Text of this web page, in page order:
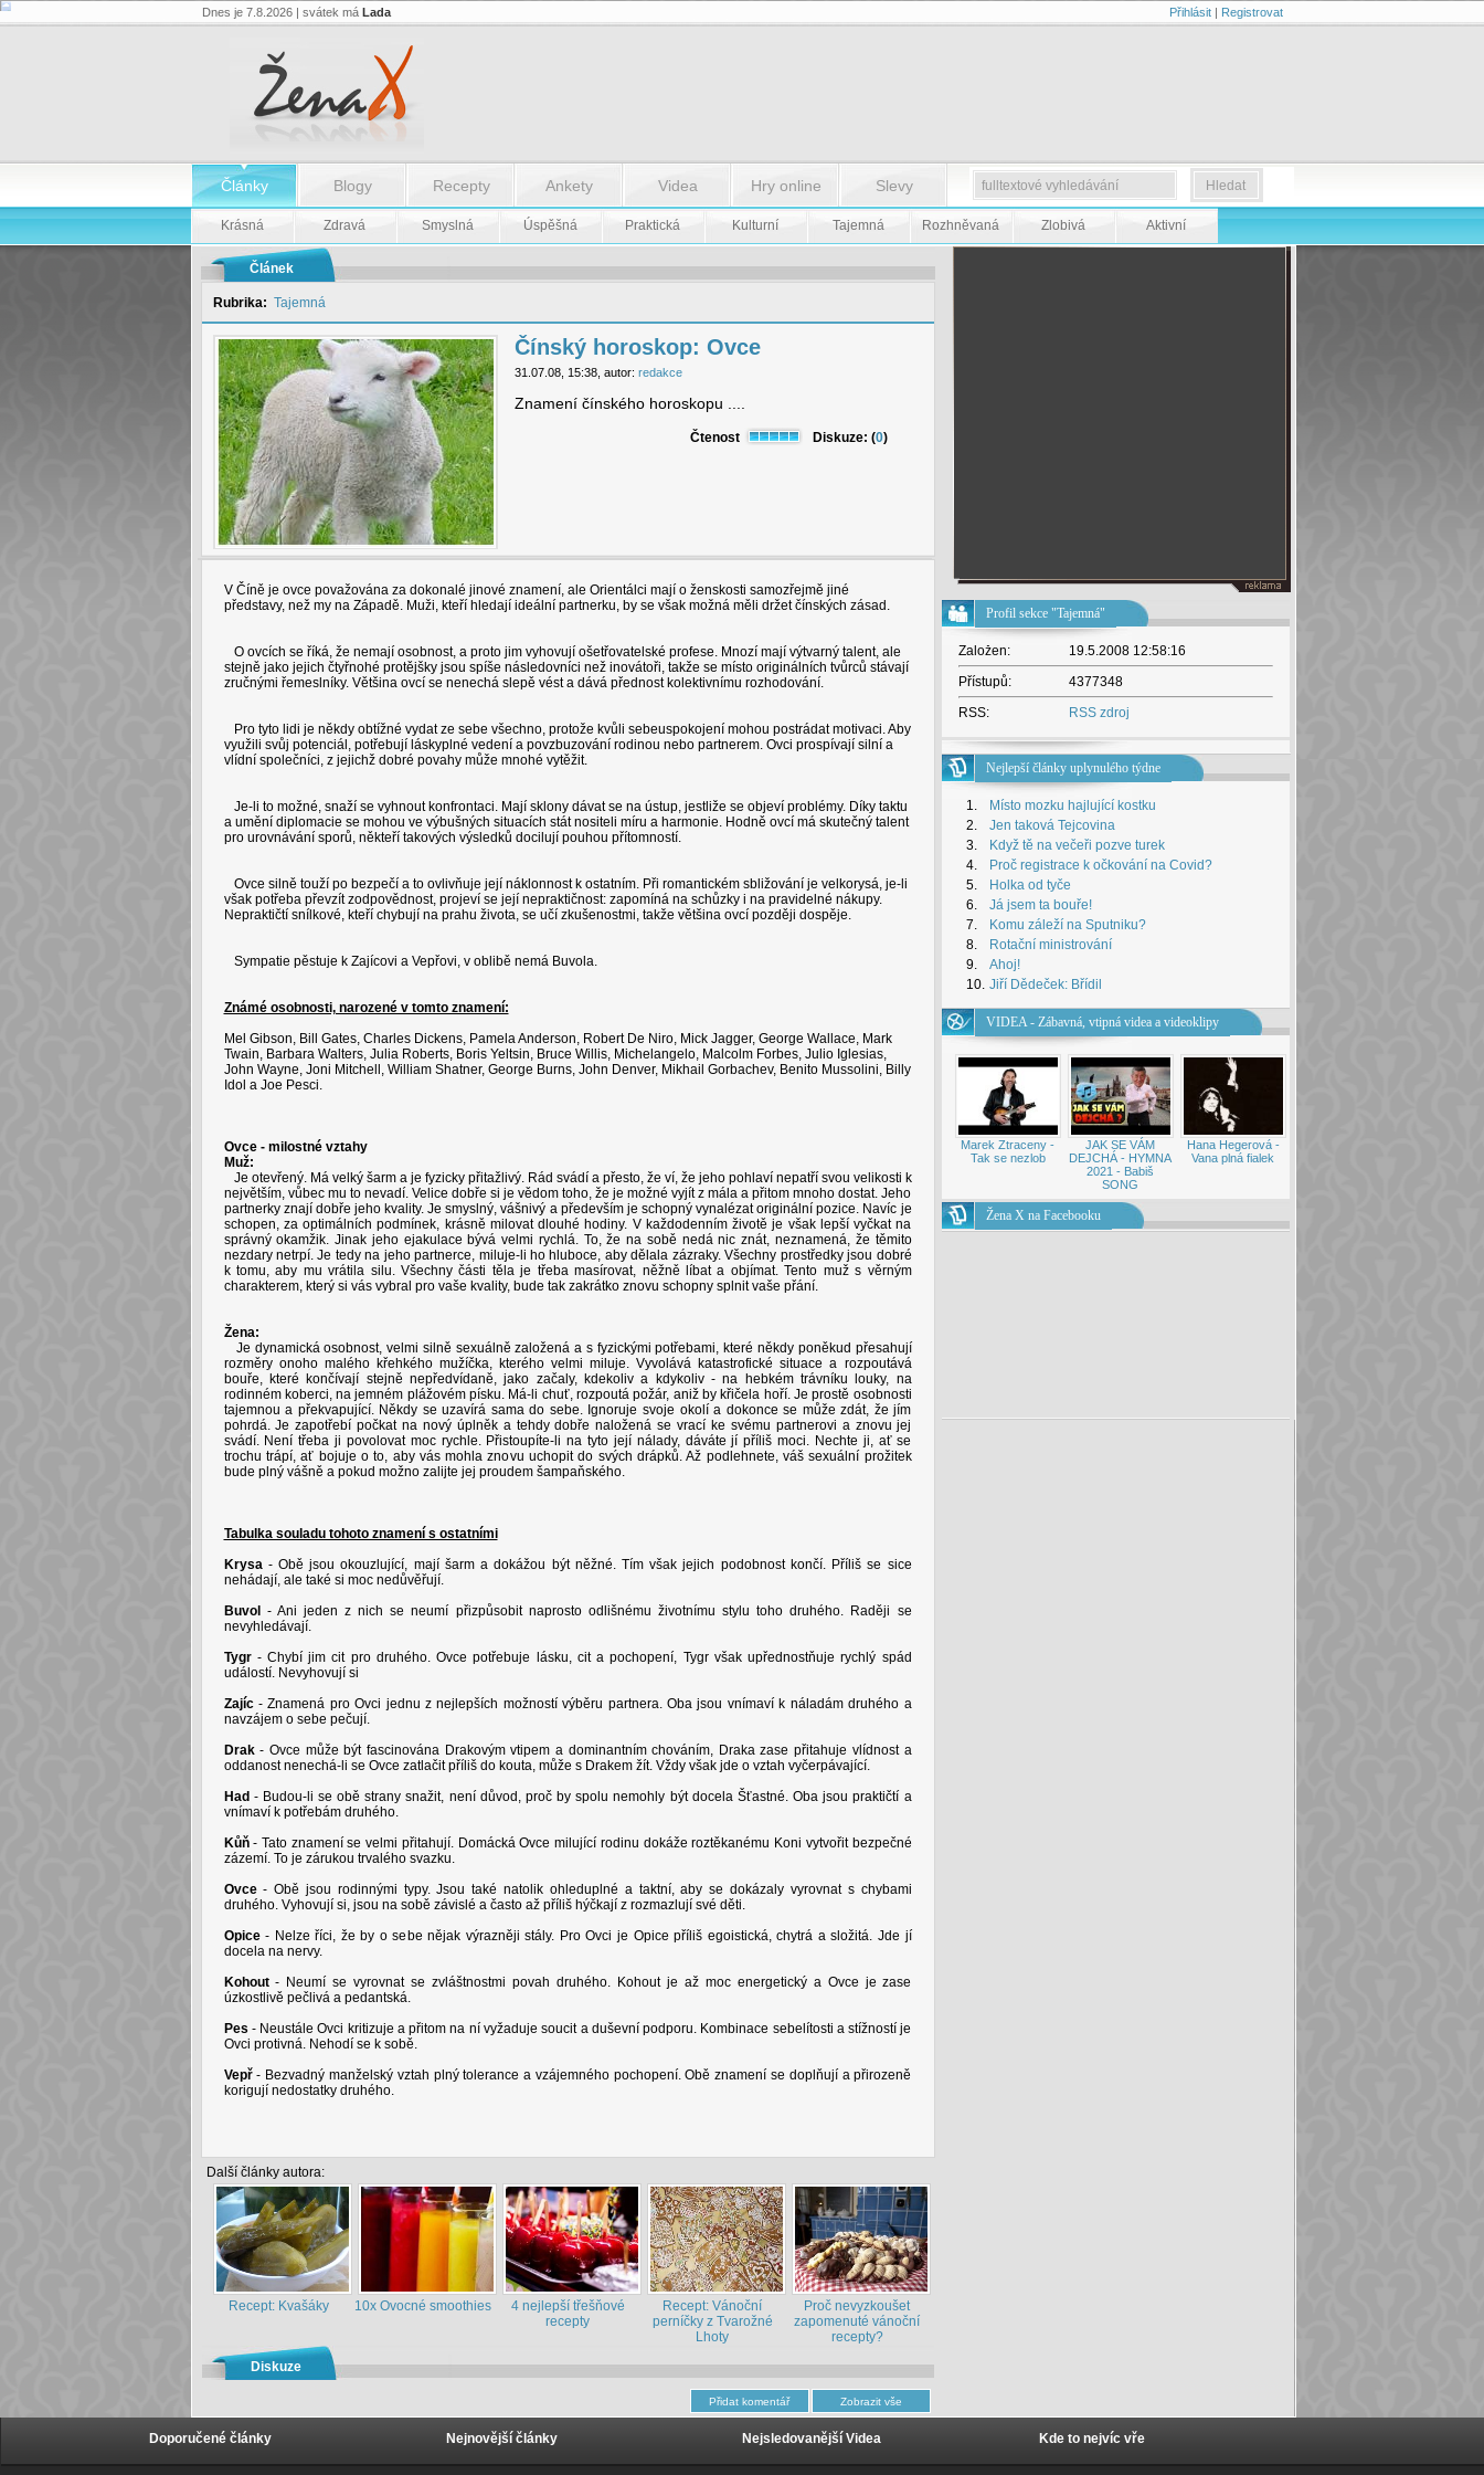
Čínský
Dnes je 7.8.2026 | svátek má Lada Přihlásit| Registrovat
Články Blogy Recepty Ankety Videa Hry online Slevy
Krásná Zdravá Smyslná Úspěšná Praktická Kulturní Tajemná Rozhněvaná Zlobivá Aktivní
Článek
Rubrika: Tajemná
Čínský horoskop: Ovce
31.07.08, 15:38, autor: redakce
Znamení čínského horoskopu ....
Čtenost Diskuze: (0)
V Číně je ovce považována za dokonalé jinové znamení, ale Orientálci mají o ženskosti samozřejmě jiné
představy, než my na Západě. Muži, kteří hledají ideální partnerku, by se však možná měli držet čínských zásad.
O ovcích se říká, že nemají osobnost, a proto jim vyhovují ošetřovatelské profese. Mnozí mají výtvarný talent, ale
stejně jako jejich čtyřnohé protějšky jsou spíše následovníci než inovátoři, takže se místo originálních tvůrců stávají
zručnými řemeslníky. Většina ovcí se nenechá slepě vést a dává přednost kolektivnímu rozhodování.
Pro tyto lidi je někdy obtížné vydat ze sebe všechno, protože kvůli sebeuspokojení mohou postrádat motivaci. Aby
využili svůj potenciál, potřebují láskyplné vedení a povzbuzování rodinou nebo partnerem. Ovci prospívají silní a
vlídní společníci, z jejichž dobré povahy může mnohé vytěžit.
Je-li to možné, snaží se vyhnout konfrontaci. Mají sklony dávat se na ústup, jestliže se objeví problémy. Díky taktu
a umění diplomacie se mohou ve výbušných situacích stát nositeli míru a harmonie. Hodně ovcí má skutečný talent
pro urovnávání sporů, někteří takových výsledků docilují pouhou přítomností.
Ovce silně touží po bezpečí a to ovlivňuje její náklonnost k ostatním. Při romantickém sbližování je velkorysá, je-li
však potřeba převzít zodpovědnost, projeví se její nepraktičnost: zapomíná na schůzky i na pravidelné nákupy.
Nepraktičtí snílkové, kteří chybují na prahu života, se učí zkušenostmi, takže většina ovcí později dospěje.
Sympatie pěstuje k Zajícovi a Vepřovi, v oblibě nemá Buvola.
Známé osobnosti, narozené v tomto znamení:
Mel Gibson, Bill Gates, Charles Dickens, Pamela Anderson, Robert De Niro, Mick Jagger, George Wallace, Mark
Twain, Barbara Walters, Julia Roberts, Boris Yeltsin, Bruce Willis, Michelangelo, Malcolm Forbes, Julio Iglesias,
John Wayne, Joni Mitchell, William Shatner, George Burns, John Denver, Mikhail Gorbachev, Benito Mussolini, Billy
Idol a Joe Pesci.
Ovce - milostné vztahy
Muž:
Je otevřený. Má velký šarm a je fyzicky přitažlivý. Rád svádí a přesto, že ví, že jeho pohlaví nepatří svou velikosti k
největším, vůbec mu to nevadí. Velice dobře si je vědom toho, že je možné vyjít z mála a přitom mnoho dostat. Jeho
partnerky znají dobře jeho kvality. Je smyslný, vášnivý a především je schopný vynalézat originální pozice. Navíc je
schopen, za optimálních podmínek, krásně milovat dlouhé hodiny. V každodenním životě je však lepší vyčkat na
správný okamžik. Jinak jeho ejakulace bývá velmi rychlá. To, že na sobě nedá nic znát, neznamená, že těmito
nezdary netrpí. Je tedy na jeho partnerce, miluje-li ho hluboce, aby dělala zázraky. Všechny prostředky jsou dobré
k tomu, aby mu vrátila silu. Všechny části těla je třeba masírovat, něžně líbat a objímat. Tento muž s věrným
charakterem, který si vás vybral pro vaše kvality, bude tak zakrátko znovu schopny splnit vaše přání.
Žena:
Je dynamická osobnost, velmi silně sexuálně založená a s fyzickými potřebami, které někdy poněkud přesahují
rozměry onoho malého křehkého mužíčka, kterého velmi miluje. Vyvolává katastrofické situace a rozpoutává
bouře, které končívají stejně nepředvídaně, jako začaly, kdekoliv a kdykoliv - na hebkém trávníku louky, na
rodinném koberci, na jemném plážovém písku. Má-li chuť, rozpoutá požár, aniž by křičela hoří. Je prostě osobnosti
tajemnou a překvapující. Někdy se uzavírá sama do sebe. Ignoruje svoje okolí a dokonce se může zdát, že jím
pohrdá. Je zapotřebí počkat na nový úplněk a tehdy dobře naložená se vrací ke svému partnerovi a znovu jej
svádí. Není třeba ji povolovat moc rychle. Přistoupíte-li na tyto její nálady, dáváte jí příliš moci. Nechte ji, ať se
trochu trápí, ať bojuje o to, aby vás mohla znovu uchopit do svých drápků. Až podlehnete, váš sexuální prožitek
bude plný vášně a pokud možno zalijte jej proudem šampaňského.
Tabulka souladu tohoto znamení s ostatními
Krysa- Obě jsou okouzlující, mají šarm a dokážou být něžné. Tím však jejich podobnost končí. Příliš se sice
nehádají, ale také si moc nedůvěřují.
Buvol
- Ani jeden z nich se neumí přizpůsobit naprosto odlišnému životnímu stylu toho druhého. Raději se
nevyhledávají.
Tygr- Chybí jim cit pro druhého. Ovce potřebuje lásku, cit a pochopení, Tygr však upřednostňuje rychlý spád
událostí. Nevyhovují si
Zajíc- Znamená pro Ovci jednu z nejlepších možností výběru partnera. Oba jsou vnímaví k náladám druhého a
navzájem o sebe pečují.
Drak- Ovce může být fascinována Drakovým vtipem a dominantním chováním, Draka zase přitahuje vlídnost a
oddanost nenechá-li se Ovce zatlačit příliš do kouta, může s Drakem žít. Vždy však jde o vztah vyčerpávající.
Had - Budou-li se obě strany snažit, není důvod, proč by spolu nemohly být docela Šťastné. Oba jsou praktičtí a
vnímaví k potřebám druhého.
Kůň- Tato znamení se velmi přitahují. Domácká Ovce milující rodinu dokáže roztěkanému Koni vytvořit bezpečné
zázemí. To je zárukou trvalého svazku.
Ovce- Obě jsou rodinnými typy. Jsou také natolik ohleduplné a taktní, aby se dokázaly vyrovnat s chybami
druhého. Vyhovují si, jsou na sobě závislé a často až příliš hýčkají z rozmazlují své děti.
Opice- Nelze říci, že by o sebe nějak výrazněji stály. Pro Ovci je Opice příliš egoistická, chytrá a složitá. Jde jí
docela na nervy.
Kohout- Neumí se vyrovnat se zvláštnostmi povah druhého. Kohout je až moc energetický a Ovce je zase
úzkostlivě pečlivá a pedantská.
Pes - Neustále Ovci kritizuje a přitom na ní vyžaduje soucit a duševní podporu. Kombinace sebelítosti a stížností je
Ovci protivná. Nehodí se k sobě.
Vepř- Bezvadný manželský vztah plný tolerance a vzájemného pochopení. Obě znamení se doplňují a přirozeně
korigují nedostatky druhého.
Další články autora:
Recept: Kvašáky 10x Ovocné smoothies
4 nejlepší třešňové
recepty
Recept: Vánoční
perníčky z Tvarožné
Lhoty
Proč nevyzkoušet
zapomenuté vánoční
recepty?
Diskuze
Profil sekce "Tajemná"
Založen:
19.5.2008 12:58:16
Přístupů:
4377348
RSS:
RSS zdroj
Nejlepší články uplynulého týdne
1.
Místo mozku hajlující kostku
2.
Jen taková Tejcovina
3.
Když tě na večeři pozve turek
4.
Proč registrace k očkování na Covid?
5.
Holka od tyče
6.
Já jsem ta bouře!
7.
Komu záleží na Sputniku?
8.
Rotační ministrování
9.
Ahoj!
10. Jiří Dědeček: Břídil
VIDEA - Zábavná, vtipná videa a videoklipy
Hana Hegerová -
Vana plná fialek
JAK SE VÁM
DEJCHÁ - HYMNA
2021 - Babiš
SONG
Marek Ztraceny -
Tak se nezlob
Žena X na Facebooku
Doporučené články Nejnovější články Nejsledovanější Videa Kde to nejvíc vře